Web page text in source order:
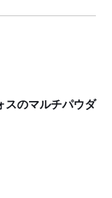
スのマルチパウダ